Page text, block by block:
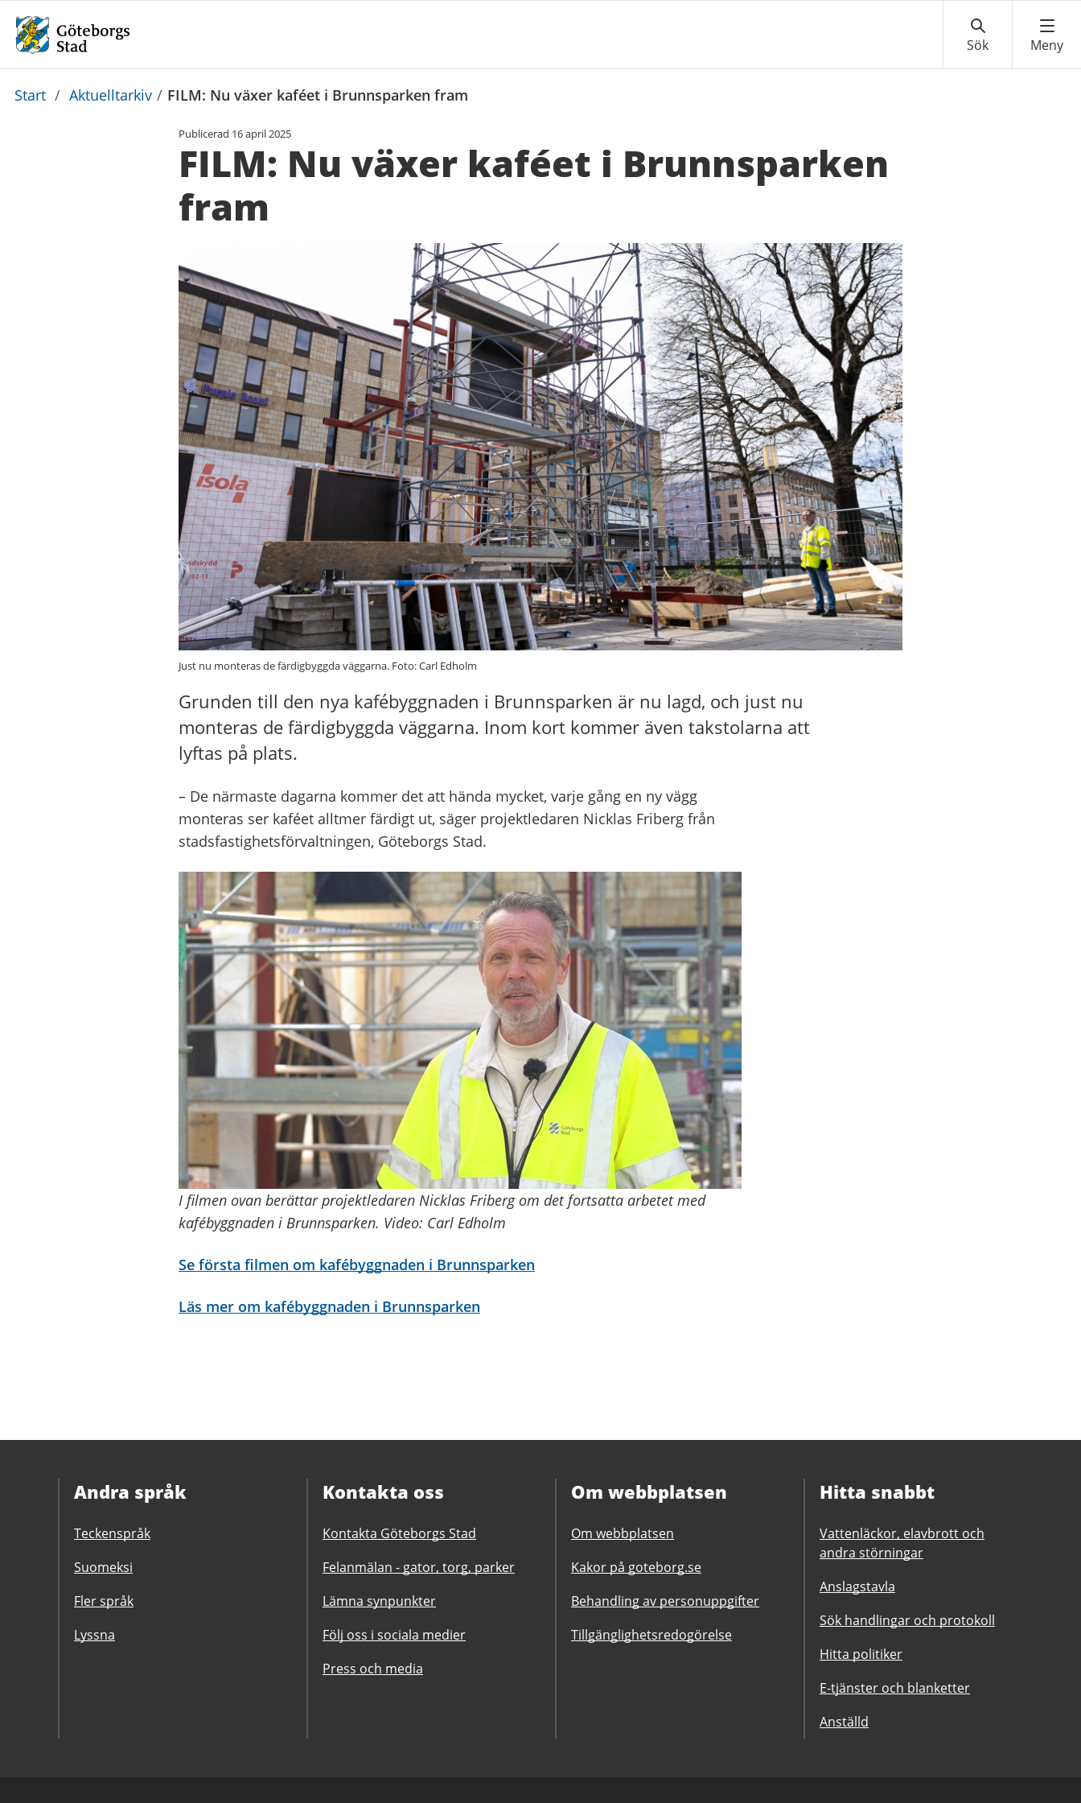
Du
Start / Aktuelltarkiv / FILM: Nu växer kaféet i Brunnsparken fram
Publicerad 16 april 2025
FILM: Nu växer kaféet i Brunnsparken
fram
Just nu monteras de färdigbyggda väggarna. Foto: Carl Edholm
Grunden till den nya kafébyggnaden i Brunnsparken är nu lagd, och just nu
monteras de färdigbyggda väggarna. Inom kort kommer även takstolarna att
lyftas på plats.
– De närmaste dagarna kommer det att hända mycket, varje gång en ny vägg
monteras ser kaféet alltmer färdigt ut, säger projektledaren Nicklas Friberg från
stadsfastighetsförvaltningen, Göteborgs Stad.
I filmen ovan berättar projektledaren Nicklas Friberg om det fortsatta arbetet med
kafébyggnaden i Brunnsparken. Video: Carl Edholm
Se första filmen om kafébyggnaden i Brunnsparken
Läs mer om kafébyggnaden i Brunnsparken
Andra språk
Teckenspråk
Suomeksi
Fler språk
Lyssna
Kontakta oss
Kontakta Göteborgs Stad
Felanmälan - gator, torg, parker
Lämna synpunkter
Följ oss i sociala medier
Press och media
Om webbplatsen
Om webbplatsen
Kakor på goteborg.se
Behandling av personuppgifter
Tillgänglighetsredogörelse
Hitta snabbt
Vattenläckor, elavbrott och
andra störningar
Anslagstavla
Sök handlingar och protokoll
Hitta politiker
E-tjänster och blanketter
Anställd